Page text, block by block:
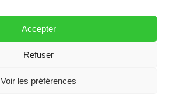
Accepter
Refuser
Voir les préférences
Montpellier